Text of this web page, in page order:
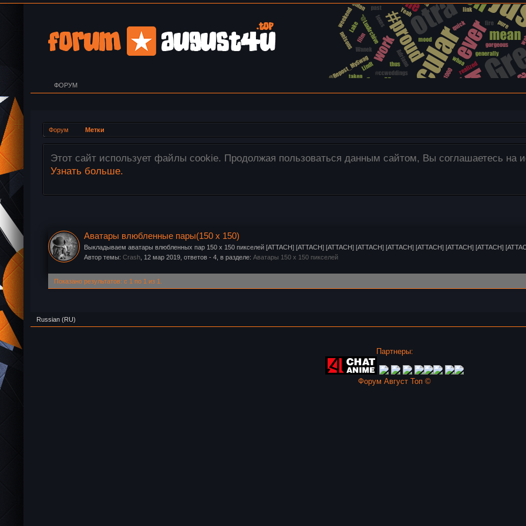
Форум Метки
нами Ваших файлов cookie. Внимание! Все изображения загружаются только на наш сервер!
Аватары влюбленные пары(150 x 150)
Выкладываем аватары влюбленных пар 150 x 150 пикселей [ATTACH] [ATTACH] [ATTACH] [ATTACH] [ATTACH] [ATTACH] [ATTACH] [ATTACH]
Автор темы: Crash 12 мар 2019 , ответов - 4, в разделе: Аватары 150 x 150 пикселей
Показано результатов: с 1 по 1 из 1.
ФОРУМ
Russian (RU)
Партнеры:
Форум Август Топ ©